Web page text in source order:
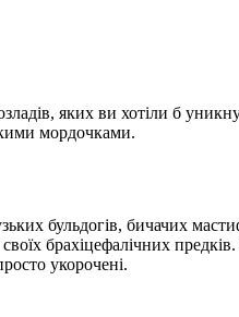
яких ви хотіли б
мордочками.
бульдогів, бичачих
брахіцефалічних
укорочені.